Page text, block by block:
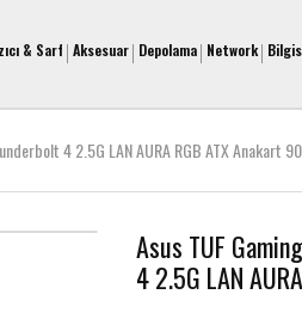
& Sarf Aksesuar Depolama Network
4 2.5G LAN AURA RGB ATX Anakart
Asus TUF
4 2.5G LAN